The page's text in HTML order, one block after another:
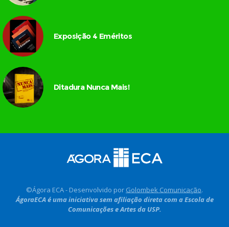
Exposição 4 Eméritos
Ditadura Nunca Mais!
©Ágora ECA - Desenvolvido por Golombek Comunicação.
ÁgoraECA é uma iniciativa sem afiliação direta com a Escola de
Comunicações e Artes da USP.